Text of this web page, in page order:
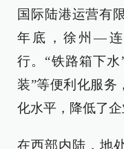
国际陆港运营有
年底，徐州—
行。“铁路箱下水
装”等便利化服务
化水平，降低了企
在西部内陆，地